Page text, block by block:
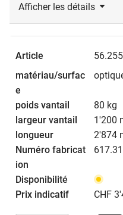
Afficher les détails
80 kg
1'200
2'874
CHF